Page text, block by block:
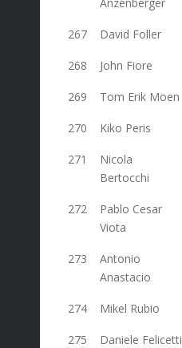
267 David Foller
268 John Fiore
269 Tom Erik Moen
270 Kiko Peris
271
Nicola
Bertocchi
272
Pablo Cesar
Viota
273
Antonio
Anastacio
274 Mikel Rubio
275 Daniele Felicetti